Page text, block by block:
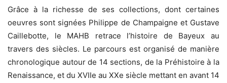
Grâce à la richesse de ses collections, dont certaines
oeuvres sont signées Philippe de Champaigne et Gustave
Caillebotte, le MAHB retrace l’histoire de Bayeux au
travers des siècles. Le parcours est organisé de manière
chronologique autour de 14 sections, de la Préhistoire à la
Renaissance, et du XVIIe au XXe siècle mettant en avant 14